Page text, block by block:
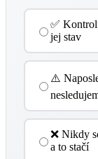
✅
jej stav
⚠️
❌ Nikdy
a to stačí